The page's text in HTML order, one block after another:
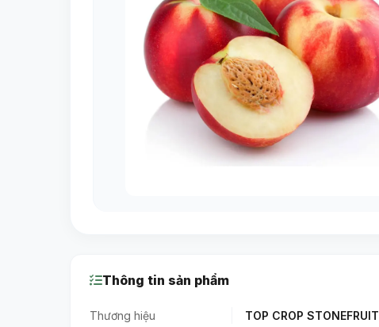
Thông tin sản phẩm
Thương hiệu TOP CROP STONEFRUIT